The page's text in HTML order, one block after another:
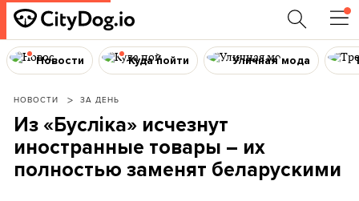
Новости Куда пойти Уличная мода
НОВОСТИ ЗА ДЕНЬ
Из «Бусліка» исчезнут
иностранные товары – их
полностью заменят беларускими